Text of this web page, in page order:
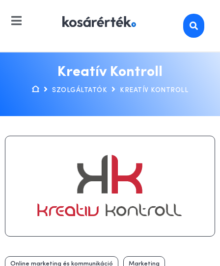
Kreatív Kontroll
SZOLGÁLTATÓK KREATÍV KONTROLL
Online marketing és kommunikáció Marketing